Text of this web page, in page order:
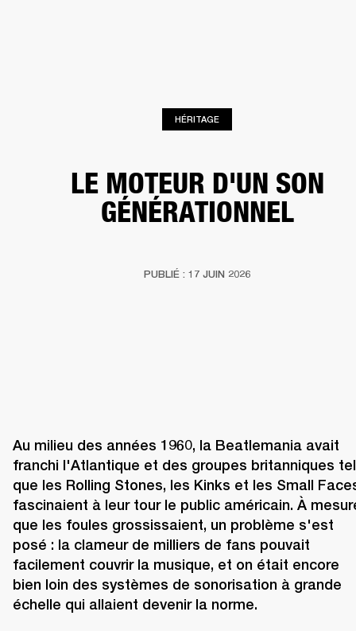
HÉRITAGE
LE MOTEUR D'UN SON
GÉNÉRATIONNEL
PUBLIÉ : 17 JUIN 2026
Au milieu des années 1960, la Beatlemania avait
franchi l'Atlantique et des groupes britanniques
que les Rolling Stones, les Kinks et les Small
fascinaient à leur tour le public américain. À
que les foules grossissaient, un problème s'est
posé : la clameur de milliers de fans pouvait
facilement couvrir la musique, et on était encore
bien loin des systèmes de sonorisation à grande
échelle qui allaient devenir la norme.